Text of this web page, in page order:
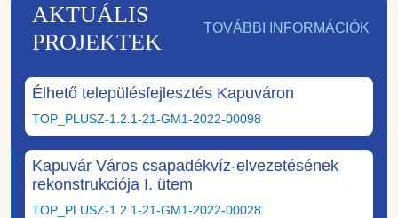
AKTUÁLIS
PROJEKTEK
TOVÁBBI INFORMÁCIÓK
Élhető településfejlesztés Kapuváron
TOP_PLUSZ-1.2.1-21-GM1-2022-00098
Kapuvár Város csapadékvíz-elvezetésének
rekonstrukciója I. ütem
TOP_PLUSZ-1.2.1-21-GM1-2022-00028